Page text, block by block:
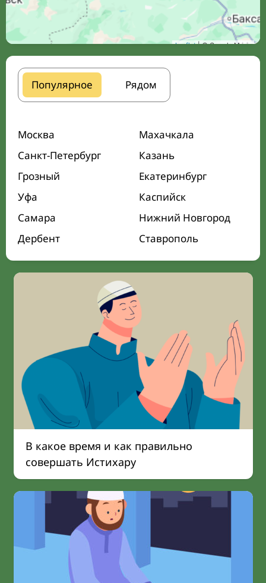
Leaflet| © Google Maps
Популярное Рядом
Москва
Махачкала
Санкт-Петербург
Казань
Грозный
Екатеринбург
Уфа
Каспийск
Самара
Нижний Новгород
Дербент
Ставрополь
В какое время и как правильно
совершать Истихару